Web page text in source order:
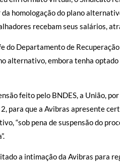
homologação do plano
recebam seus salários,
do Departamento de
alternativo, embora tenha
feito pelo BNDES, a União,
para que a Avibras apresente
“sob pena de suspensão do
a intimação da Avibras para